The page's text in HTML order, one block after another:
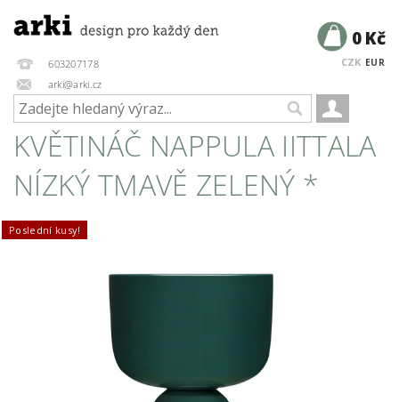
603207178
arki@arki.cz
CZK EUR
0 Kč
KVĚTINÁČ NAPPULA IITTALA
NÍZKÝ TMAVĚ ZELENÝ *
Poslední kusy!